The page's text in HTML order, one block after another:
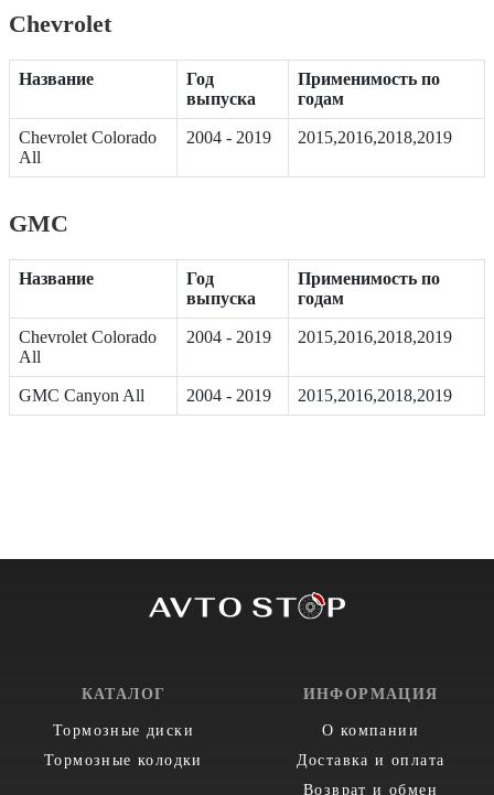
Chevrolet
Название
Год
выпуска
Применимость по
годам
Chevrolet Colorado
All
2004 - 2019 2015,2016,2018,2019
GMC
Название
Год
выпуска
Применимость по
годам
Chevrolet Colorado
All
2004 - 2019 2015,2016,2018,2019
GMC Canyon All 2004 - 2019 2015,2016,2018,2019
КАТАЛОГ
Тормозные диски
Тормозные колодки
ИНФОРМАЦИЯ
О компании
Доставка и оплата
Возврат и обмен